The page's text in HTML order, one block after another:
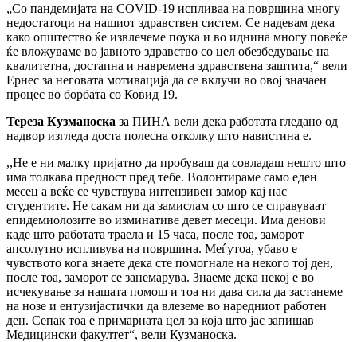
„Со пандемијата на COVID-19 испливаа на површина многу
недостатоци на нашиот здравствен систем. Се надевам дека
како општество ќе извлечеме поука и во иднина многу повеќе
ќе вложуваме во јавното здравство со цел обезбедување на
квалитетна, достапна и навремена здравствена заштита,“ вели
Ернес за неговата мотивација да се вклучи во овој значаен
процес во борбата со Ковид 19.
Тереза Кузманоска за ПИНА вели дека работата гледано од
надвор изгледа доста полесна отколку што навистина е.
,,Не е ни малку пријатно да пробуваш да совладаш нешто што
има толкава предност пред тебе. Волонтираме само еден
месец а веќе се чувствува интензивен замор кај нас
студентите. Не сакам ни да замислам со што се справуваат
епидемиолозите во изминативе девет месеци. Има денови
каде што работата траела и 15 часа, после тоа, заморот
апсолутно испливува на површина. Меѓутоа, убаво е
чувството кога знаете дека сте помогнале на некого тој ден,
после тоа, заморот се занемарува. Знаеме дека некој е во
исчекување за нашата помош и тоа ни дава сила да застанеме
на нозе и ентузијастички да влеземе во наредниот работен
ден. Сепак тоа е примарната цел за која што јас запишав
Медицински факултет“, вели Кузманоска.